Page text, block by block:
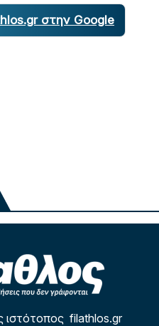
στην Google
ιστότοπος filathlos.gr